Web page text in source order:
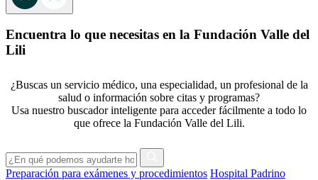
Encuentra lo que necesitas en la Fundación Valle del
Lili
¿Buscas un servicio médico, una especialidad, un profesional de la
salud o información sobre citas y programas?
Usa nuestro buscador inteligente para acceder fácilmente a todo lo
que ofrece la Fundación Valle del Lili.
Preparación para exámenes y procedimientos Hospital Padrino